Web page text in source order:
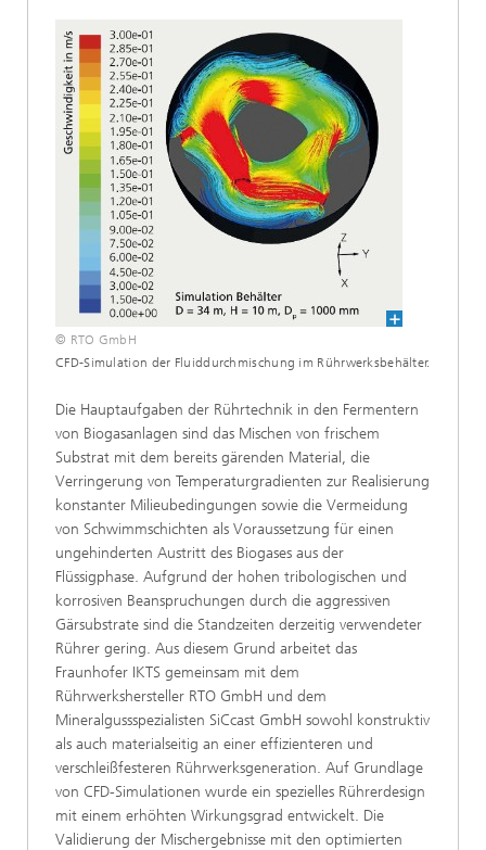
© RTO GmbH
CFD-Simulation der Fluiddurchmischung im Rührwerksbehälter.
Die Hauptaufgaben der Rührtechnik in den Fermentern
von Biogasanlagen sind das Mischen von frischem
Substrat mit dem bereits gärenden Material, die
Verringerung von Temperaturgradienten zur Realisierung
konstanter Milieubedingungen sowie die Vermeidung
von Schwimmschichten als Voraussetzung für einen
ungehinderten Austritt des Biogases aus der
Flüssigphase. Aufgrund der hohen tribologischen und
korrosiven Beanspruchungen durch die aggressiven
Gärsubstrate sind die Standzeiten derzeitig verwendeter
Rührer gering. Aus diesem Grund arbeitet das
Fraunhofer IKTS gemeinsam mit dem
Rührwerkshersteller RTO GmbH und dem
Mineralgussspezialisten SiCcast GmbH sowohl konstruktiv
als auch materialseitig an einer effizienteren und
verschleißfesteren Rührwerksgeneration. Auf Grundlage
von CFD-Simulationen wurde ein spezielles Rührerdesign
mit einem erhöhten Wirkungsgrad entwickelt. Die
Validierung der Mischergebnisse mit den optimierten